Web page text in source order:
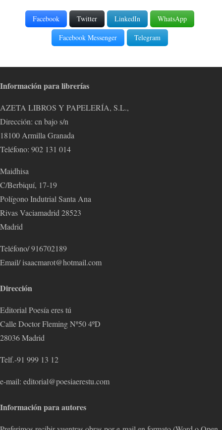
Facebook Twitter LinkedIn
WhatsApp
Facebook Messenger
Telegram
Información para librerías
AZETA LIBROS Y PAPELERÍA, S.L.,
Dirección: cn bajo s/n
18100 Armilla Granada
Teléfono: 902 131 014
Maidhisa
C/Berbiquí, 17-19
Polígono Indutrial Santa Ana
Rivas Vaciamadrid 28523
Madrid
Teléfono/ 916702189
Email/ isaacmarot@hotmail.com
Dirección
Editorial Poesía eres tú
Calle Doctor Fleming Nº50 4ºD
28036 Madrid
Telf.-91 999 13 12
e-mail: editorial@poesiaerestu.com
Información para autores